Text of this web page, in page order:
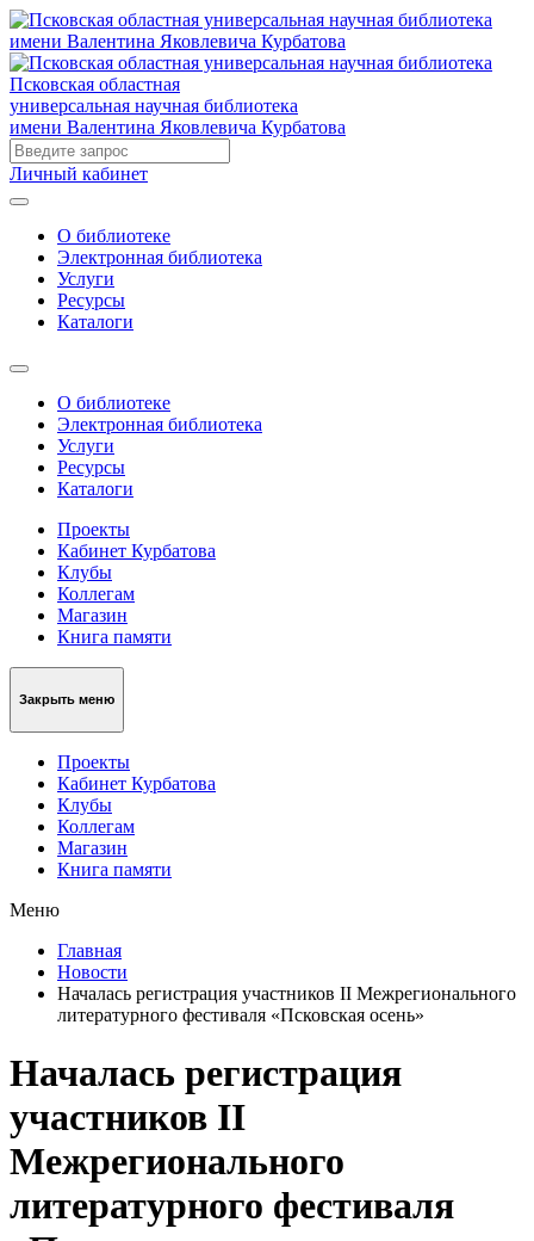
Псковская областная
универсальная научная библиотека
имени Валентина Яковлевича Курбатова
Личный кабинет
О библиотеке
Электронная библиотека
Услуги
Ресурсы
Каталоги
О библиотеке
Электронная библиотека
Услуги
Ресурсы
Каталоги
Проекты
Кабинет Курбатова
Клубы
Коллегам
Магазин
Книга памяти
Закрыть меню
Проекты
Кабинет Курбатова
Клубы
Коллегам
Магазин
Книга памяти
Меню
Главная
Новости
Началась регистрация участников II Межрегионального
литературного фестиваля «Псковская осень»
Началась регистрация
участников II
Межрегионального
литературного фестиваля